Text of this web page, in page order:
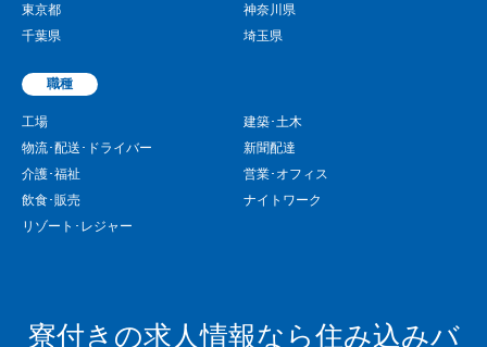
東京都
神奈川県
千葉県
埼玉県
職種
工場
建築･土木
物流･配送･ドライバー
新聞配達
介護･福祉
営業･オフィス
飲食･販売
ナイトワーク
リゾート･レジャー
寮付きの求人情報なら住み込みバ